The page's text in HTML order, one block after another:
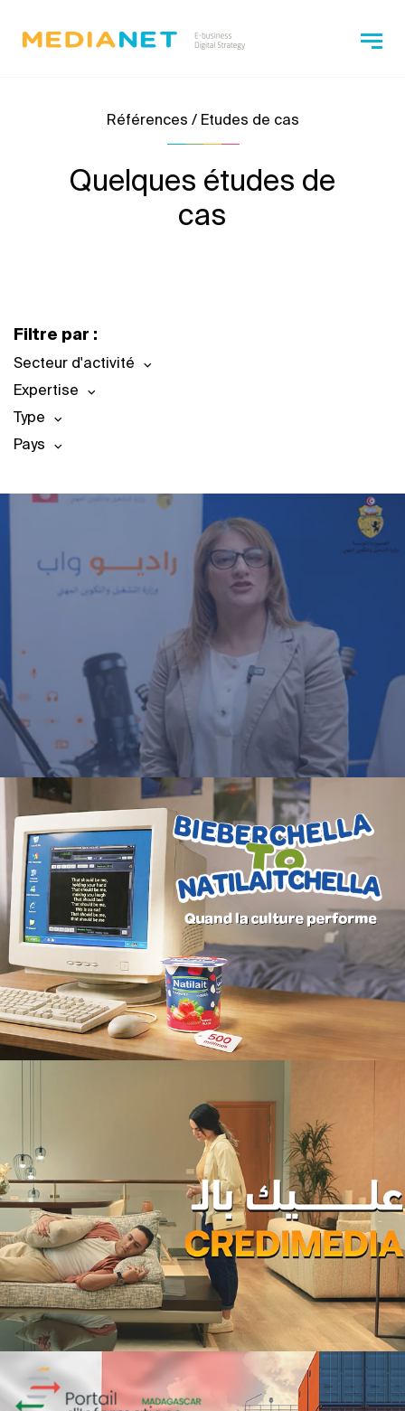
Références / Etudes de cas
Quelques études de
cas
Filtre par :
Secteur d'activité
Expertise
Type
Pays